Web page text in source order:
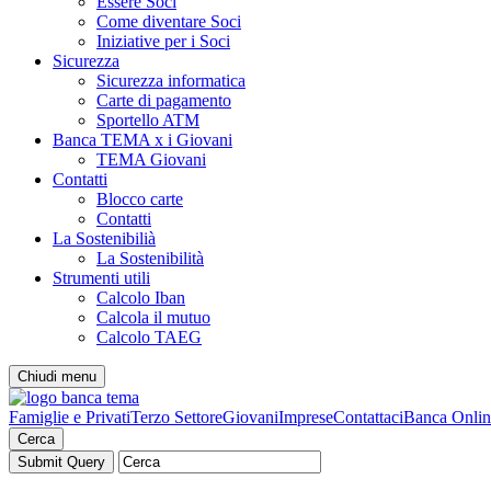
Come diventare Soci
Iniziative per i Soci
Sicurezza
Sicurezza informatica
Carte di pagamento
Sportello ATM
Banca TEMA x i Giovani
TEMA Giovani
Contatti
Blocco carte
Contatti
La Sostenibilià
La Sostenibilità
Strumenti utili
Calcolo Iban
Calcola il mutuo
Calcolo TAEG
Chiudi menu
Famiglie e PrivatiTerzo SettoreGiovaniImpreseContattaciBanca
Cerca